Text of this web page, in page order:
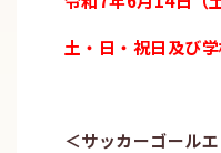
土・日・祝日及び
＜サッカーゴール